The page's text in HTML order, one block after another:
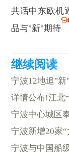
共话中东欧机
品与"新"期待
宁波12地追"
详情公布!江北
宁波中心城区
宁波新增20家
宁波与中国船